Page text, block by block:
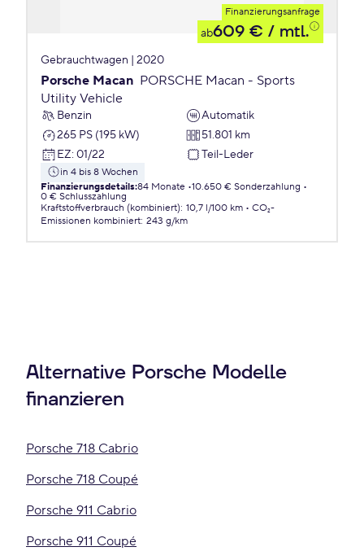
Finanzierungsanfrage
ab609 € / mtl.
Gebrauchtwagen | 2020
Porsche Macan PORSCHE Macan - Sports
Utility Vehicle
Benzin
Automatik
265 PS (195 kW)
51.801 km
EZ: 01/22 Teil-Leder
in 4 bis 8 Wochen
Finanzierungsdetails:84 Monate 10.650 € Sonderzahlung
0 € Schlusszahlung
Kraftstoffverbrauch (kombiniert): 10,7 l/100 km
CO₂-
Emissionen kombiniert: 243 g/km
Alternative Porsche Modelle
finanzieren
Porsche 718 Cabrio
Porsche 718 Coupé
Porsche 911 Cabrio
Porsche 911 Coupé